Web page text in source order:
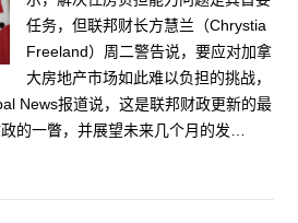
任务，但联邦财长方慧兰（Chrystia
Freeland）周二警告说，要应对加拿
大房地产市场如此难以负担的挑战，
News报道说，这是联邦财政更新的最
的一瞥，并展望未来几个月的发…